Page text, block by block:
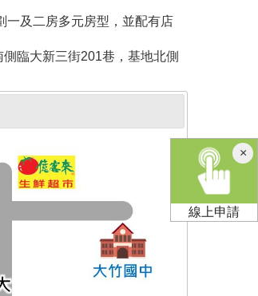
一及二房多元房型，並配有店
臨大新三街201巷，基地北側
×關
閉
線上申請